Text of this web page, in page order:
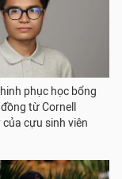
phục học bổng
từ Cornell
của cựu sinh viên